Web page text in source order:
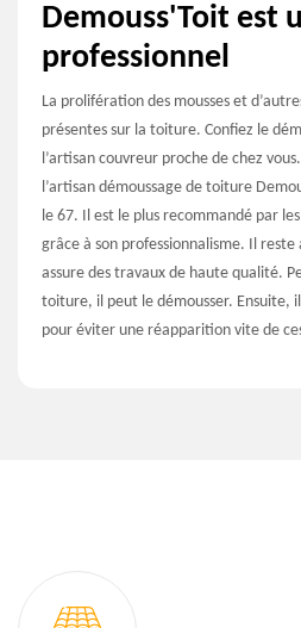
Demouss'Toit est
professionnel
La prolifération des mousses et
présentes sur la toiture. Confiez le
l’artisan couvreur proche de chez
l’artisan démoussage de toiture
le 67. Il est le plus recommandé par
grâce à son professionnalisme. Il
assure des travaux de haute qualité.
toiture, il peut le démousser. Ensuite,
pour éviter une réapparition vite de